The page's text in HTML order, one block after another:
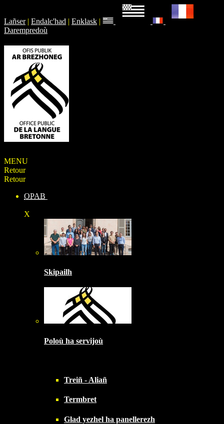
Lañser | Endalc'had | Enklask |
Darempredoù
MENU
Retour
Retour
OPAB
X
Skipailh
Poloù ha servijoù
Treiñ - Aliañ
Termbret
Glad yezhel ha panellerezh